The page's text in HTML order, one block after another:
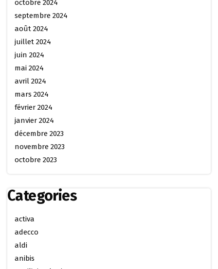
octobre 2024
septembre 2024
août 2024
juillet 2024
juin 2024
mai 2024
avril 2024
mars 2024
février 2024
janvier 2024
décembre 2023
novembre 2023
octobre 2023
Categories
activa
adecco
aldi
anibis